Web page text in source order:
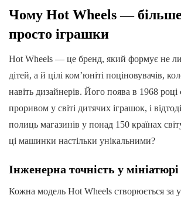
Чому Hot Wheels —
просто іграшки
Hot Wheels — це бренд, який формує не
дітей, а й цілі ком’юніті поціновувачів,
навіть дизайнерів. Його поява в 1968
проривом у світі дитячих іграшок, і
полиць магазинів у понад 150 країнах
ці машинки настільки унікальними?
Інженерна точність у мініатюрі
Кожна модель Hot Wheels створюється за